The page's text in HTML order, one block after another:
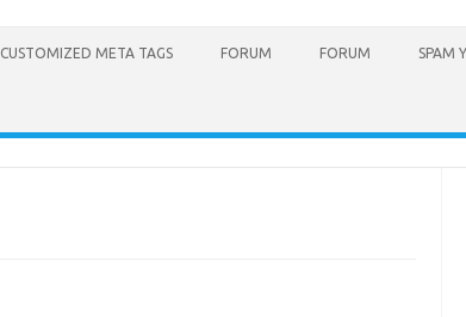
CUSTOMIZED META TAGS FORUM FORUM SPAM